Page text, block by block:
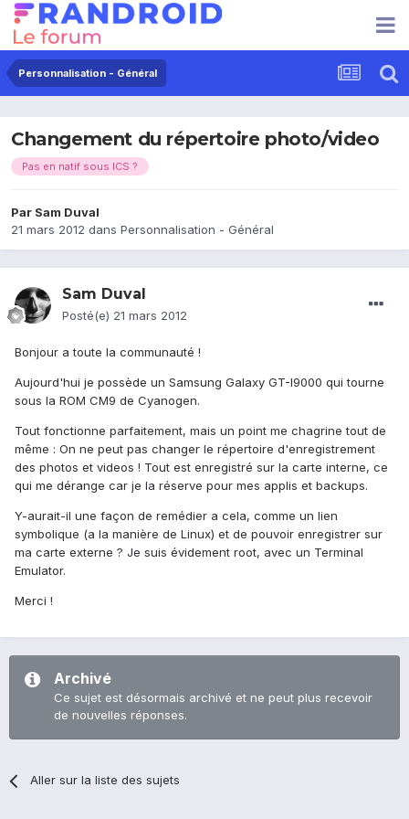
Personnalisation - Général
Changement du répertoire photo/video
Pas en natif sous ICS ?
Par Sam Duval
21 mars 2012 dans Personnalisation - Général
Sam Duval
Posté(e) 21 mars 2012
Bonjour a toute la communauté !
Aujourd'hui je possède un Samsung Galaxy GT-I9000 qui tourne
sous la ROM CM9 de Cyanogen.
Tout fonctionne parfaitement, mais un point me chagrine tout de
même : On ne peut pas changer le répertoire d'enregistrement
des photos et videos ! Tout est enregistré sur la carte interne, ce
qui me dérange car je la réserve pour mes applis et backups.
Y-aurait-il une façon de remédier a cela, comme un lien
symbolique (a la manière de Linux) et de pouvoir enregistrer sur
ma carte externe ? Je suis évidement root, avec un Terminal
Emulator.
Merci !
Archivé
Ce sujet est désormais archivé et ne peut plus recevoir
de nouvelles réponses.
Aller sur la liste des sujets